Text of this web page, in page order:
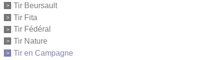
Tir Beursault
Tir Fita
Tir Fédéral
Tir Nature
Tir en Campagne